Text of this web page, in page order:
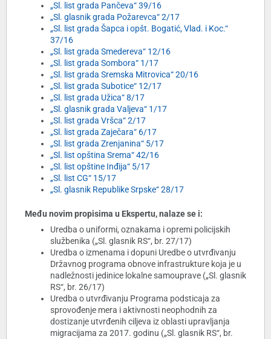
„Sl. list grada Pančeva“ 39/16
„Sl. glasnik grada Požarevca“ 2/17
„Sl. list grada Šapca i opšt. Bogatić, Vlad. i Koc.“
37/16
„Sl. list grada Smedereva“ 12/16
„Sl. list grada Sombora“ 1/17
„Sl. list grada Sremska Mitrovica“ 20/16
„Sl. list grada Subotice“ 12/17
„Sl. list grada Užica“ 8/17
„Sl. glasnik grada Valjeva“ 1/17
„Sl. list grada Vršca“ 2/17
„Sl. list grada Zaječara“ 6/17
„Sl. list grada Zrenjanina“ 5/17
„Sl. list opština Srema“ 42/16
„Sl. list opštine Inđija“ 5/17
„Sl. list CG“ 15/17
„Sl. glasnik Republike Srpske“ 28/17
Među novim propisima u Ekspertu, nalaze se i:
Uredba o uniformi, oznakama i opremi policijskih
službenika („Sl. glasnik RS“, br. 27/17)
Uredba o izmenama i dopuni Uredbe o utvrđivanju
Državnog programa obnove infrastrukture koja je u
nadležnosti jedinice lokalne samouprave („Sl. glasnik
RS“, br. 26/17)
Uredba o utvrđivanju Programa podsticaja za
sprovođenje mera i aktivnosti neophodnih za
dostizanje utvrđenih ciljeva iz oblasti upravljanja
migracijama za 2017. godinu („Sl. glasnik RS“, br.